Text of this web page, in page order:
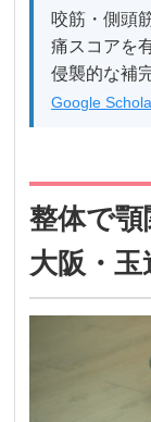
咬筋・側頭
痛スコアを
侵襲的な補
Google
整体で顎
大阪・